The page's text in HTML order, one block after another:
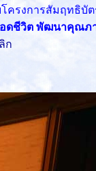
ครงการสัมฤทธิบั
อดชีวิต พัฒนาคุณ
ก